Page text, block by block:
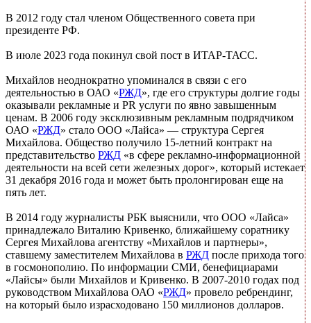
В 2012 году стал членом Общественного совета при
президенте РФ.
В июле 2023 года покинул свой пост в ИТАР-ТАСС.
Михайлов неоднократно упоминался в связи с его
деятельностью в ОАО «РЖД», где его структуры долгие годы
оказывали рекламные и PR услуги по явно завышенным
ценам. В 2006 году эксклюзивным рекламным подрядчиком
ОАО «РЖД» стало ООО «Лайса» — структура Сергея
Михайлова. Общество получило 15-летний контракт на
представительство РЖД «в сфере рекламно-информационной
деятельности на всей сети железных дорог», который истекает
31 декабря 2016 года и может быть пролонгирован еще на
пять лет.
В 2014 году журналисты РБК выяснили, что ООО «Лайса»
принадлежало Виталию Кривенко, ближайшему соратнику
Сергея Михайлова агентству «Михайлов и партнеры»,
ставшему заместителем Михайлова в РЖД после прихода того
в госмонополию. По информации СМИ, бенефициарами
«Лайсы» были Михайлов и Кривенко. В 2007-2010 годах под
руководством Михайлова ОАО «РЖД» провело ребрендинг,
на который было израсходовано 150 миллионов долларов.